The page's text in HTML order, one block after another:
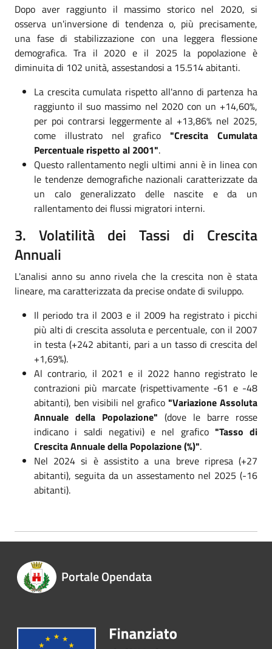
Dopo aver raggiunto il massimo storico nel 2020, si
osserva un'inversione di tendenza o, più precisamente,
una fase di stabilizzazione con una leggera flessione
demografica. Tra il 2020 e il 2025 la popolazione è
diminuita di 102 unità, assestandosi a 15.514 abitanti.
La crescita cumulata rispetto all'anno di partenza ha
raggiunto il suo massimo nel 2020 con un +14,60%,
per poi contrarsi leggermente al +13,86% nel 2025,
come illustrato nel grafico"Crescita Cumulata
Percentuale rispetto al 2001".
Questo rallentamento negli ultimi anni è in linea con
le tendenze demografiche nazionali caratterizzate da
un calo generalizzato delle nascite e da un
rallentamento dei flussi migratori interni.
3. Volatilità dei Tassi di Crescita
Annuali
L'analisi anno su anno rivela che la crescita non è stata
lineare, ma caratterizzata da precise ondate di sviluppo.
Il periodo tra il 2003 e il 2009 ha registrato i picchi
più alti di crescita assoluta e percentuale, con il 2007
in testa (+242 abitanti, pari a un tasso di crescita del
+1,69%).
Al contrario, il 2021 e il 2022 hanno registrato le
contrazioni più marcate (rispettivamente -61 e -48
abitanti), ben visibili nel grafico "Variazione Assoluta
Annuale della Popolazione" (dove le barre rosse
indicano i saldi negativi) e nel grafico "Tasso di
Crescita Annuale della Popolazione (%)".
Nel 2024 si è assistito a una breve ripresa (+27
abitanti), seguita da un assestamento nel 2025 (-16
abitanti).
Portale Opendata